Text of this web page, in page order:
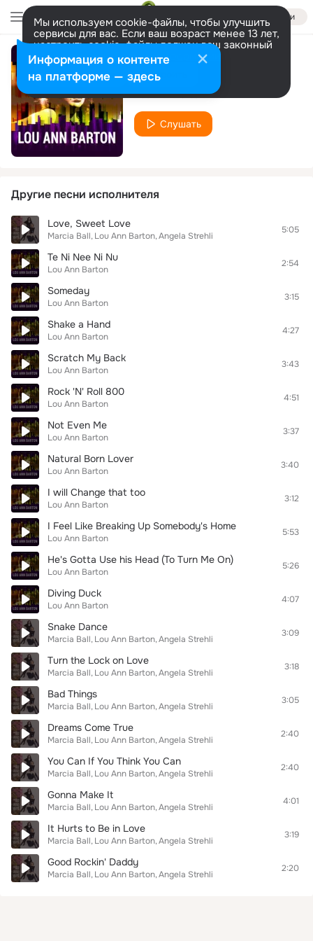
Войти
Мы используем cookie-файлы, чтобы улучшить
сервисы для вас. Если ваш возраст менее 13 лет,
настроить cookie-файлы должен ваш законный
представитель. Больше информации
Разрешить все Настроить
Young & Dumb
Lou Ann Barton
Слушать
Другие песни исполнителя
Love, Sweet Love
Marcia Ball Lou Ann Barton Angela Strehli
5:05
Te Ni Nee Ni Nu
Lou Ann Barton
2:54
Someday
Lou Ann Barton
3:15
Shake a Hand
Lou Ann Barton
4:27
Scratch My Back
Lou Ann Barton
3:43
Rock 'N' Roll 800
Lou Ann Barton
4:51
Not Even Me
Lou Ann Barton
3:37
Natural Born Lover
Lou Ann Barton
3:40
I will Change that too
Lou Ann Barton
3:12
I Feel Like Breaking Up Somebody's Home
Lou Ann Barton
5:53
He's Gotta Use his Head (To Turn Me On)
Lou Ann Barton
5:26
Diving Duck
Lou Ann Barton
4:07
Snake Dance
Marcia Ball Lou Ann Barton Angela Strehli
3:09
Turn the Lock on Love
Marcia Ball Lou Ann Barton Angela Strehli
3:18
Bad Things
Marcia Ball Lou Ann Barton Angela Strehli
3:05
Dreams Come True
Marcia Ball Lou Ann Barton Angela Strehli
2:40
You Can If You Think You Can
Marcia Ball Lou Ann Barton Angela Strehli
2:40
Gonna Make It
Marcia Ball Lou Ann Barton Angela Strehli
4:01
It Hurts to Be in Love
Marcia Ball Lou Ann Barton Angela Strehli
3:19
Good Rockin' Daddy
Marcia Ball Lou Ann Barton Angela Strehli
2:20
Информация о контенте
на платформе — здесь